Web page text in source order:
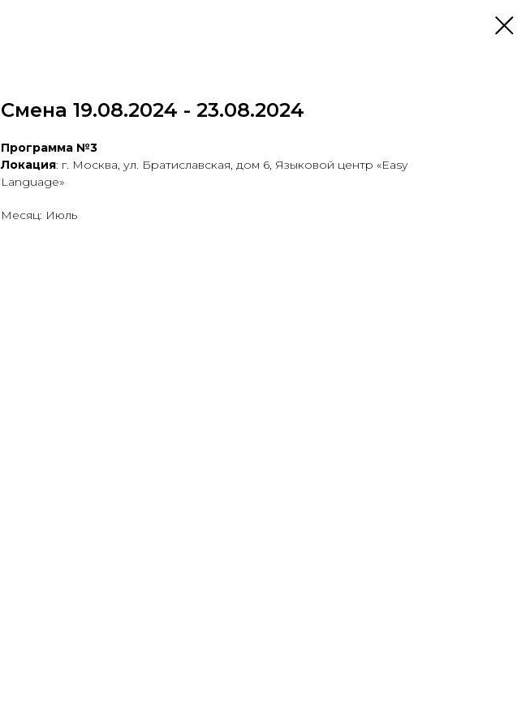
Смена 19.08.2024 - 23.08.2024
Программа №3
Локация: г. Москва, ул. Братиславская, дом 6, Языковой центр «Easy
Language»
Месяц: Июль